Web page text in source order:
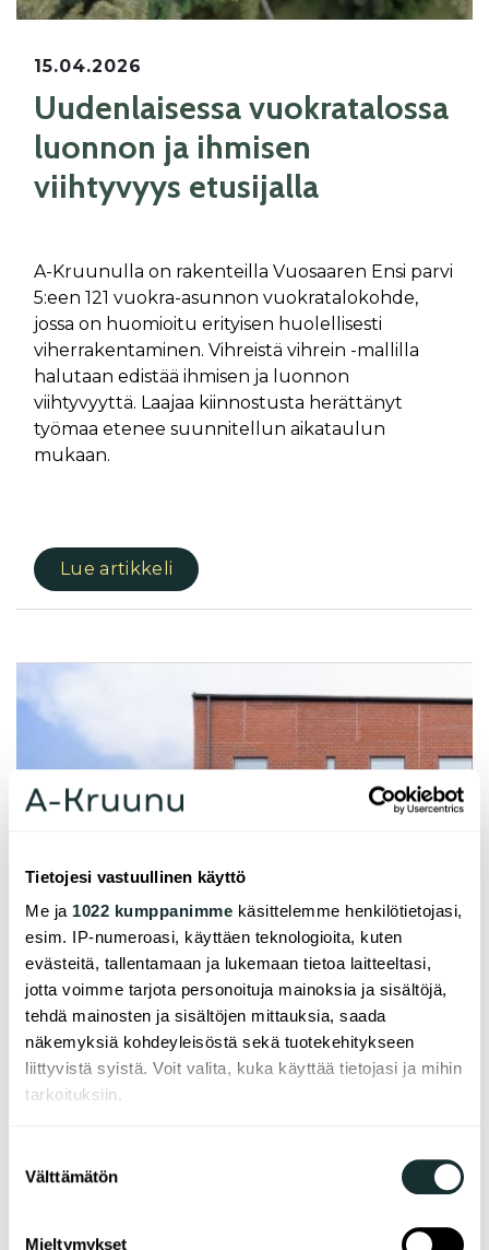
Tietojesi vastuullinen käyttö
Me ja 1022 kumppanimme käsittelemme henkilötietojasi,
esim. IP-numeroasi, käyttäen teknologioita, kuten
evästeitä, tallentamaan ja lukemaan tietoa laitteeltasi,
jotta voimme tarjota personoituja mainoksia ja sisältöjä,
tehdä mainosten ja sisältöjen mittauksia, saada
näkemyksiä kohdeyleisöstä sekä tuotekehitykseen
liittyvistä syistä. Voit valita, kuka käyttää tietojasi ja mihin
tarkoituksiin.
Kerätä tietoja maantieteellisestä sijainnistasi,
valinta
Välttämätön
Mieltymykset
15.04.2026
Uudenlaisessa vuokratalossa
luonnon ja ihmisen
viihtyvyys etusijalla
A-Kruunulla on rakenteilla Vuosaaren Ensi parvi
5:een 121 vuokra-asunnon vuokratalokohde,
jossa on huomioitu erityisen huolellisesti
viherrakentaminen. Vihreistä vihrein -mallilla
halutaan edistää ihmisen ja luonnon
viihtyvyyttä. Laajaa kiinnostusta herättänyt
työmaa etenee suunnitellun aikataulun
mukaan.
Lue artikkeli